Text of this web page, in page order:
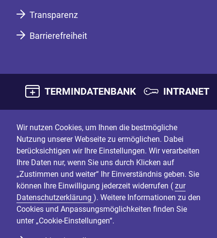
Transparenz
Barrierefreiheit
TERMINDATENBANK INTRANET
Wir nutzen Cookies, um Ihnen die bestmögliche
Nutzung unserer Webseite zu ermöglichen. Dabei
berücksichtigen wir Ihre Einstellungen. Wir verarbeiten
Ihre Daten nur, wenn Sie uns durch Klicken auf
„Zustimmen und weiter“ Ihr Einverständnis geben. Sie
können Ihre Einwilligung jederzeit widerrufen ( zur
Datenschutzerklärung ). Weitere Informationen zu den
Cookies und Anpassungsmöglichkeiten finden Sie
unter „Cookie-Einstellungen“.